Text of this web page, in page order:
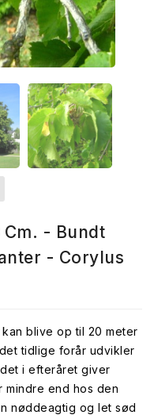
Cm. - Bundt
- Corylus
blive op til 20 meter
tidlige forår udvikler
i efteråret giver
mindre end hos den
nøddeagtig og let sød